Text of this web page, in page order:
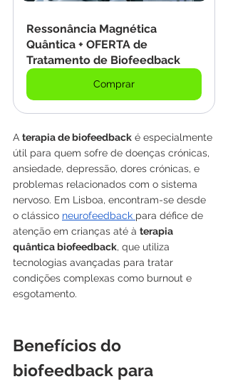
Ressonância Magnética
Quântica + OFERTA de
Tratamento de Biofeedback
Comprar
A terapia de biofeedback é especialmente
útil para quem sofre de doenças crónicas,
ansiedade, depressão, dores crónicas, e
problemas relacionados com o sistema
nervoso. Em Lisboa, encontram-se desde
o clássico neurofeedback para défice de
atenção em crianças até à terapia
quântica biofeedback, que utiliza
tecnologias avançadas para tratar
condições complexas como burnout e
esgotamento.
Benefícios do
biofeedback para